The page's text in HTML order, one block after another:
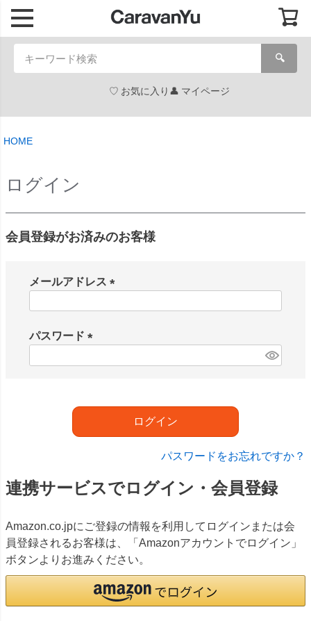
🔍
お気に入り マイページ
HOME
ログイン
会員登録がお済みのお客様
メールアドレス
パスワード
)
ログイン
パスワードをお忘れですか？
連携サービスでログイン・会員登録
Amazon.co.jpにご登録の情報を利用してログインまたは会
員登録されるお客様は、「Amazonアカウントでログイン」
ボタンよりお進みください。